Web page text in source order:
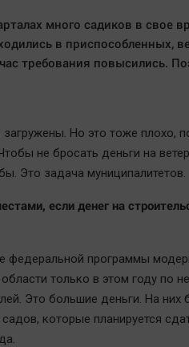
много садиков в свое
в приспособленных,
требования повысились.
Но это тоже плохо,
не бросать деньги на
Это задача муниципалитетов.
если денег на
федеральной программы
только в этом году по
Это большие деньги. На них
которые планируется